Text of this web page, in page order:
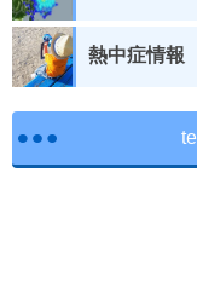
熱中症情報